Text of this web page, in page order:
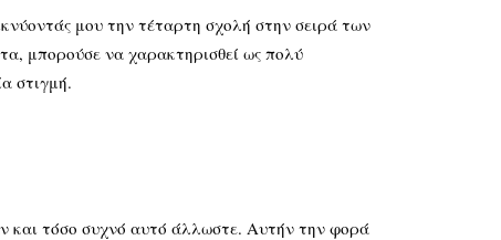
μου την τέταρτη σχολή στην σειρά των
μπορούσε να χαρακτηρισθεί ως πολύ
στιγμή.
και τόσο συχνό αυτό άλλωστε. Αυτήν την φορά